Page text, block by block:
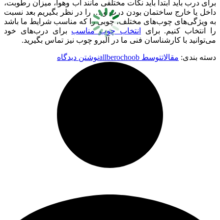
برای درب باید ابتدا باید نکات مختلفی مانند آب وهوا، میزان رطوبت،
داخل یا خارج ساختمان بودن درب و … را در نظر بگیریم بعد نسبت
به ویژگی‌های چوب‌های مختلف، چوبی را که مناسب شرایط ما باشد
را انتخاب کنیم. برای
انتخاب چوب مناسب برای درب‌های خود
می‌توانید با کارشناسان فنی ما در آلبرو چوب نیز تماس بگیرید.
دسته بندی: مقالاتتوسط allberochoobنوشتن دیدگاه